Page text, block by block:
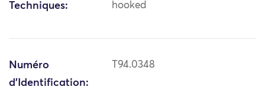
Techniques: hooked
Numéro
d'Identification:
T94.0348